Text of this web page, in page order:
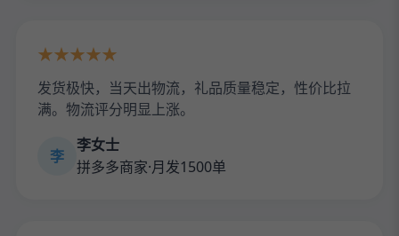
★★★★★
发货极快，当天出物流，礼品质量稳定，性价比拉
满。物流评分明显上涨。
李
李女士
拼多多商家·月发1500单